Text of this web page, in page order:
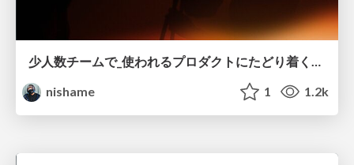
少人数チームで_使われるプロダクトにたどり着くための_デザインハーネス.pdf
nishame
1 1.2k